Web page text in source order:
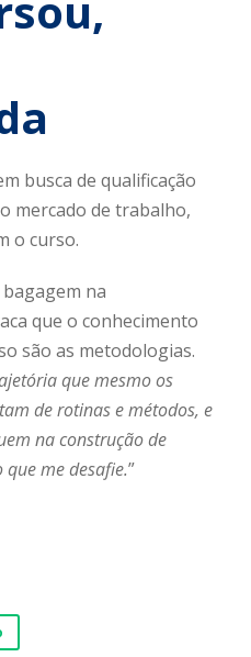
busca de qualificação
mercado de trabalho,
o curso.
na
que o conhecimento
são as metodologias.
que mesmo os
de rotinas e métodos, e
na construção de
me desafie.”